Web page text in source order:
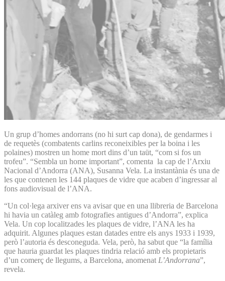
Un grup d’homes andorrans (no hi surt cap dona), de gendarmes i
de requetès (combatents carlins reconeixibles per la boina i les
polaines) mostren un home mort dins d’un taüt, “com si fos un
trofeu”. “Sembla un home important”, comenta la cap de l’Arxiu
Nacional d’Andorra (ANA), Susanna Vela. La instantània és una de
les que contenen les 144 plaques de vidre que acaben d’ingressar al
fons audiovisual de l’ANA.
“Un col·lega arxiver ens va avisar que en una llibreria de Barcelona
hi havia un catàleg amb fotografies antigues d’Andorra”, explica
Vela. Un cop localitzades les plaques de vidre, l’ANA les ha
adquirit. Algunes plaques estan datades entre els anys 1933 i 1939,
però l’autoria és desconeguda. Vela, però, ha sabut que “la família
que hauria guardat les plaques tindria relació amb els propietaris
d’un comerç de llegums, a Barcelona, anomenat L’Andorrana”,
revela.